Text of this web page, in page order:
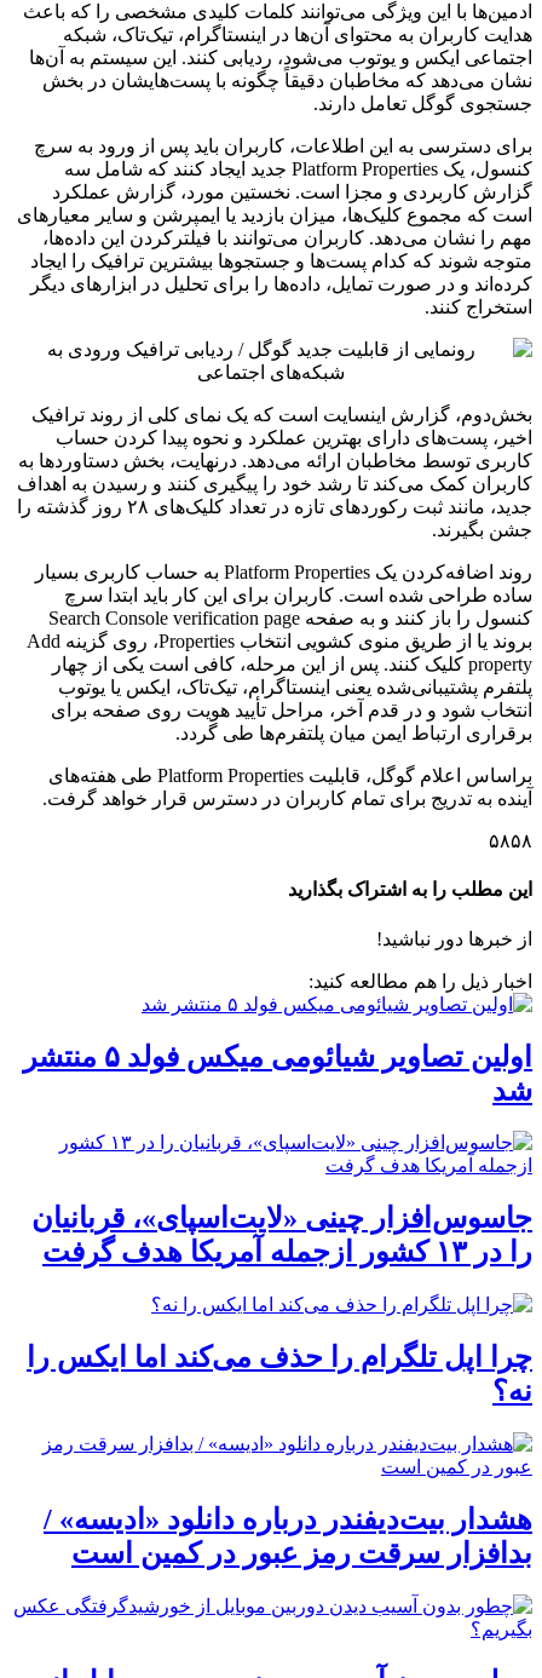
ادمین‌ها با این ویژگی می‌توانند کلمات کلیدی مشخصی را که باعث
هدایت کاربران به محتوای آن‌ها در اینستاگرام، تیک‌تاک، شبکه
اجتماعی ایکس و یوتوب می‌شود، ردیابی کنند. این سیستم به آن‌ها
نشان می‌دهد که مخاطبان دقیقاً چگونه با پست‌هایشان در بخش
جستجوی گوگل تعامل دارند.
برای دسترسی به این اطلاعات، کاربران باید پس از ورود به سرچ
کنسول، یک Platform Properties جدید ایجاد کنند که شامل سه
گزارش کاربردی و مجزا است. نخستین مورد، گزارش عملکرد
است که مجموع کلیک‌ها، میزان بازدید یا ایمپرشن و سایر معیارهای
مهم را نشان می‌دهد. کاربران می‌توانند با فیلترکردن این داده‌ها،
متوجه شوند که کدام پست‌ها و جستجوها بیشترین ترافیک را ایجاد
کرده‌اند و در صورت تمایل، داده‌ها را برای تحلیل در ابزارهای دیگر
استخراج کنند.
بخش‌دوم، گزارش اینسایت است که یک نمای کلی از روند ترافیک
اخیر، پست‌های دارای بهترین عملکرد و نحوه پیدا کردن حساب
کاربری توسط مخاطبان ارائه می‌دهد. درنهایت، بخش دستاوردها به
کاربران کمک می‌کند تا رشد خود را پیگیری کنند و رسیدن به اهداف
جدید، مانند ثبت رکوردهای تازه در تعداد کلیک‌های ۲۸ روز گذشته را
جشن بگیرند.
روند اضافه‌کردن یک Platform Properties به حساب کاربری بسیار
ساده طراحی شده است. کاربران برای این کار باید ابتدا سرچ
کنسول را باز کنند و به صفحه Search Console verification page
بروند یا از طریق منوی کشویی انتخاب Properties، روی گزینه Add
property کلیک کنند. پس از این مرحله، کافی است یکی از چهار
پلتفرم پشتیبانی‌شده یعنی اینستاگرام، تیک‌تاک، ایکس یا یوتوب
انتخاب شود و در قدم آخر، مراحل تأیید هویت روی صفحه برای
برقراری ارتباط ایمن میان پلتفرم‌ها طی گردد.
براساس اعلام گوگل، قابلیت Platform Properties طی هفته‌های
آینده به تدریج برای تمام کاربران در دسترس قرار خواهد گرفت.
۵۸۵۸
این مطلب را به اشتراک بگذارید
از خبرها دور نباشید!
اخبار ذیل را هم مطالعه کنید:
اولین تصاویر شیائومی میکس فولد ۵ منتشر
شد
جاسوس‌افزار چینی «لایت‌اسپای»، قربانیان
را در ۱۳ کشور ازجمله آمریکا هدف گرفت
چرا اپل تلگرام را حذف می‌کند اما ایکس را
نه؟
هشدار بیت‌دیفندر درباره دانلود «ادیسه» /
بدافزار سرقت رمز عبور در کمین است